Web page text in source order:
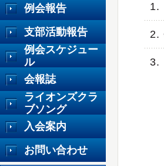
1.
2.
3.
例会報告
支部活動報告
例会スケジュー
ル
会報誌
ライオンズクラ
ブソング
入会案内
お問い合わせ